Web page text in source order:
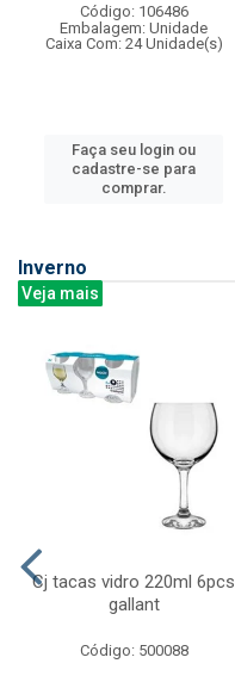
Código: 106486
Embalagem: Unidade
Caixa Com: 24 Unidade(s)
Faça seu login ou
cadastre-se para
comprar.
Inverno
Veja mais
Cj tacas vidro 220ml 6pcs
gallant
Código: 500088